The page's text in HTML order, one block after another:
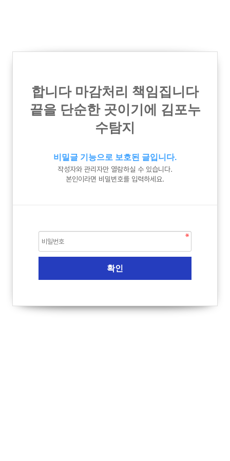
합니다 마감처리 책임집니다
끝을 단순한 곳이기에 김포누
수탐지
비밀글 기능으로 보호된 글입니다.
작성자와 관리자만 열람하실 수 있습니다.
본인이라면 비밀번호를 입력하세요.